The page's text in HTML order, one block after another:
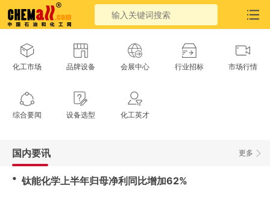
化工市场 品牌设备 会展中心 行业招标 市场行情
综合要闻 设备选型 化工英才
更多
国内要讯
・ 钛能化学上半年归母净利同比增加62%